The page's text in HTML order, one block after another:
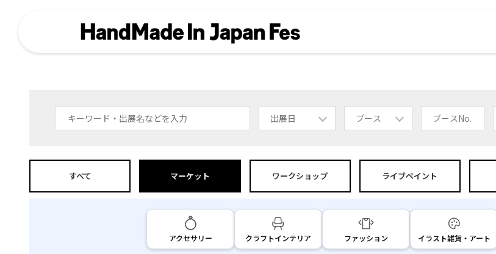
すべて マーケット ワークショップ ライブペイント
アクセサリー クラフトインテリア ファッション イラスト雑貨・アート